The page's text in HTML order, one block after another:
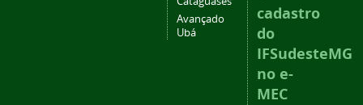
Avançado
Ubá
cadastro
do
IFSudesteMG
no e-
MEC